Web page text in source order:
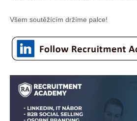
Všem soutěžícím držíme palce!